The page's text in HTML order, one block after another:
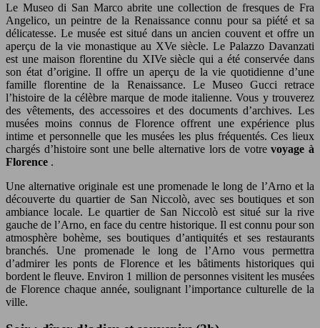
Le Museo di San Marco abrite une collection de fresques de Fra
Angelico, un peintre de la Renaissance connu pour sa piété et sa
délicatesse. Le musée est situé dans un ancien couvent et offre un
aperçu de la vie monastique au XVe siècle. Le Palazzo Davanzati
est une maison florentine du XIVe siècle qui a été conservée dans
son état d’origine. Il offre un aperçu de la vie quotidienne d’une
famille florentine de la Renaissance. Le Museo Gucci retrace
l’histoire de la célèbre marque de mode italienne. Vous y trouverez
des vêtements, des accessoires et des documents d’archives. Les
musées moins connus de Florence offrent une expérience plus
intime et personnelle que les musées les plus fréquentés. Ces lieux
chargés d’histoire sont une belle alternative lors de votrevoyage à
Florence .
Une alternative originale est une promenade le long de l’Arno et la
découverte du quartier de San Niccolò, avec ses boutiques et son
ambiance locale. Le quartier de San Niccolò est situé sur la rive
gauche de l’Arno, en face du centre historique. Il est connu pour son
atmosphère bohème, ses boutiques d’antiquités et ses restaurants
branchés. Une promenade le long de l’Arno vous permettra
d’admirer les ponts de Florence et les bâtiments historiques qui
bordent le fleuve. Environ 1 million de personnes visitent les musées
de Florence chaque année, soulignant l’importance culturelle de la
ville.